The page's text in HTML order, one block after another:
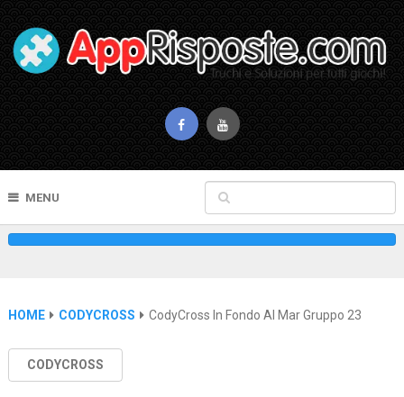
MENU
HOME CODYCROSS CodyCross In Fondo Al Mar Gruppo 23
CODYCROSS